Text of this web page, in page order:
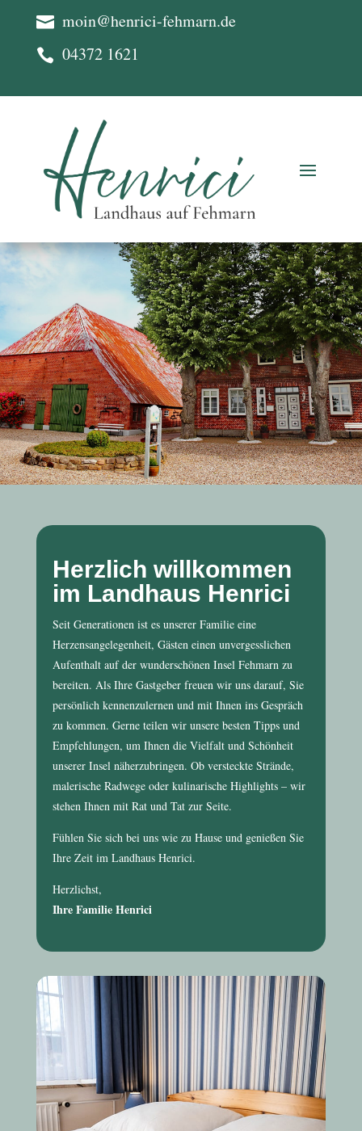
 moin@henrici-fehmarn.de
 04372 1621
Herzlich willkommen
im Landhaus Henrici
Seit Generationen ist es unserer Familie eine
Herzensangelegenheit, Gästen einen unvergesslichen
Aufenthalt auf der wunderschönen Insel Fehmarn zu
bereiten. Als Ihre Gastgeber freuen wir uns darauf, Sie
persönlich kennenzulernen und mit Ihnen ins Gespräch
zu kommen. Gerne teilen wir unsere besten Tipps und
Empfehlungen, um Ihnen die Vielfalt und Schönheit
unserer Insel näherzubringen. Ob versteckte Strände,
malerische Radwege oder kulinarische Highlights – wir
stehen Ihnen mit Rat und Tat zur Seite.
Fühlen Sie sich bei uns wie zu Hause und genießen Sie
Ihre Zeit im Landhaus Henrici.
Herzlichst,
Ihre Familie Henrici